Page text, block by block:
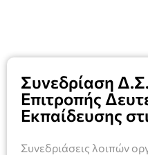
Συνεδρίαση
Επιτροπής
Εκπαίδευσης
Συνεδριάσεις λοιπών